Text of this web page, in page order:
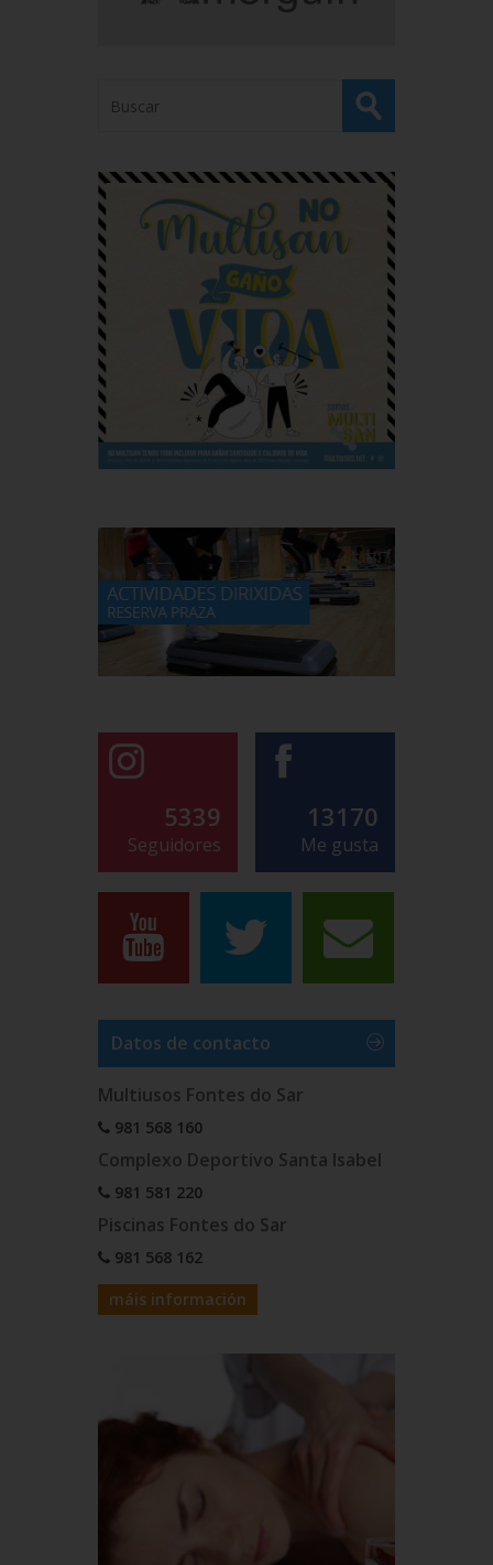
5339
Seguidores
13170
Me gusta
Datos de contacto
Multiusos Fontes do Sar
981 568 160
Complexo Deportivo Santa Isabel
981 581 220
Piscinas Fontes do Sar
981 568 162
máis información